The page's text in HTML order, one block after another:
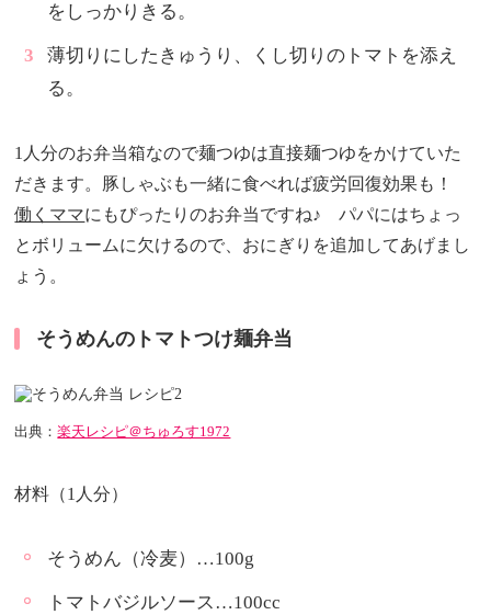
をしっかりきる。
薄切りにしたきゅうり、くし切りのトマトを添え
る。
1人分のお弁当箱なので麺つゆは直接麺つゆをかけていた
だきます。豚しゃぶも一緒に食べれば疲労回復効果も！
働くママにもぴったりのお弁当ですね♪ パパにはちょっ
とボリュームに欠けるので、おにぎりを追加してあげまし
ょう。
そうめんのトマトつけ麺弁当
出典：楽天レシピ＠ちゅろす1972
材料（1人分）
そうめん（冷麦）…100g
トマトバジルソース…100cc